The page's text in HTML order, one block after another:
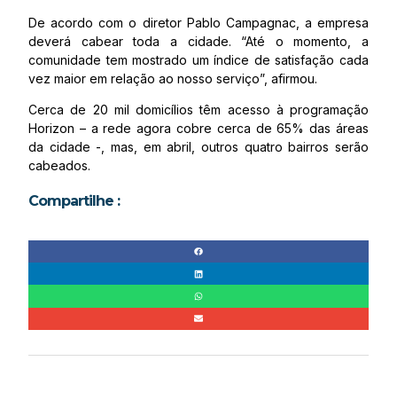
De acordo com o diretor Pablo Campagnac, a empresa
deverá cabear toda a cidade. “Até o momento, a
comunidade tem mostrado um índice de satisfação cada
vez maior em relação ao nosso serviço”, afirmou.
Cerca de 20 mil domicílios têm acesso à programação
Horizon – a rede agora cobre cerca de 65% das áreas
da cidade -, mas, em abril, outros quatro bairros serão
cabeados.
Compartilhe :